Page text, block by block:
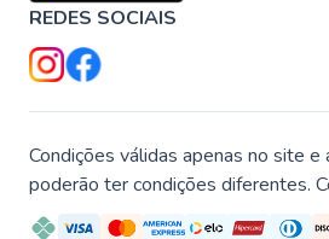
REDES SOCIAIS
Condições válidas apenas no site e
poderão ter condições diferentes.